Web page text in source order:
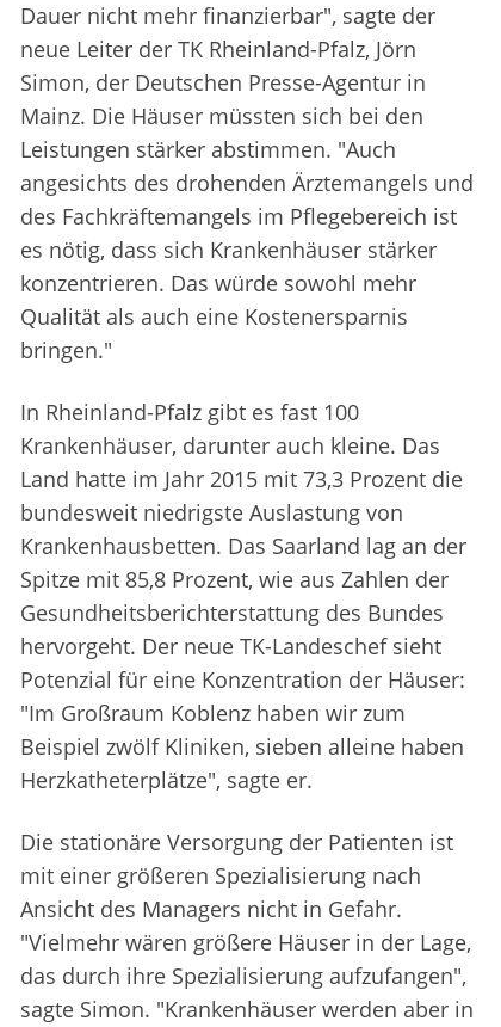
Dauer nicht mehr finanzierbar", sagte der
neue Leiter der TK Rheinland-Pfalz, Jörn
Simon, der Deutschen Presse-Agentur in
Mainz. Die Häuser müssten sich bei den
Leistungen stärker abstimmen. "Auch
angesichts des drohenden Ärztemangels und
des Fachkräftemangels im Pflegebereich ist
es nötig, dass sich Krankenhäuser stärker
konzentrieren. Das würde sowohl mehr
Qualität als auch eine Kostenersparnis
bringen."
In Rheinland-Pfalz gibt es fast 100
Krankenhäuser, darunter auch kleine. Das
Land hatte im Jahr 2015 mit 73,3 Prozent die
bundesweit niedrigste Auslastung von
Krankenhausbetten. Das Saarland lag an der
Spitze mit 85,8 Prozent, wie aus Zahlen der
Gesundheitsberichterstattung des Bundes
hervorgeht. Der neue TK-Landeschef sieht
Potenzial für eine Konzentration der Häuser:
"Im Großraum Koblenz haben wir zum
Beispiel zwölf Kliniken, sieben alleine haben
Herzkatheterplätze", sagte er.
Die stationäre Versorgung der Patienten ist
mit einer größeren Spezialisierung nach
Ansicht des Managers nicht in Gefahr.
"Vielmehr wären größere Häuser in der Lage,
das durch ihre Spezialisierung aufzufangen",
sagte Simon. "Krankenhäuser werden aber in